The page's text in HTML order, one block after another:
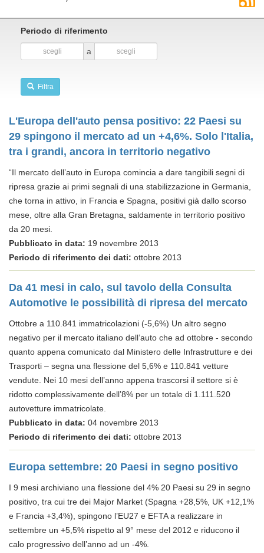
Periodo di riferimento
a
Filtra
L'Europa dell'auto pensa positivo: 22 Paesi su
29 spingono il mercato ad un +4,6%. Solo l'Italia,
tra i grandi, ancora in territorio negativo
“Il mercato dell’auto in Europa comincia a dare tangibili segni di
ripresa grazie ai primi segnali di una stabilizzazione in Germania,
che torna in attivo, in Francia e Spagna, positivi già dallo scorso
mese, oltre alla Gran Bretagna, saldamente in territorio positivo
da 20 mesi.
Pubblicato in data: 19 novembre 2013
Periodo di riferimento dei dati: ottobre 2013
Da 41 mesi in calo, sul tavolo della Consulta
Automotive le possibilità di ripresa del mercato
Ottobre a 110.841 immatricolazioni (-5,6%) Un altro segno
negativo per il mercato italiano dell’auto che ad ottobre - secondo
quanto appena comunicato dal Ministero delle Infrastrutture e dei
Trasporti – segna una flessione del 5,6% e 110.841 vetture
vendute. Nei 10 mesi dell’anno appena trascorsi il settore si è
ridotto complessivamente dell’8% per un totale di 1.111.520
autovetture immatricolate.
Pubblicato in data: 04 novembre 2013
Periodo di riferimento dei dati: ottobre 2013
Europa settembre: 20 Paesi in segno positivo
I 9 mesi archiviano una flessione del 4% 20 Paesi su 29 in segno
positivo, tra cui tre dei Major Market (Spagna +28,5%, UK +12,1%
e Francia +3,4%), spingono l’EU27 e EFTA a realizzare in
settembre un +5,5% rispetto al 9° mese del 2012 e riducono il
calo progressivo dell’anno ad un -4%.